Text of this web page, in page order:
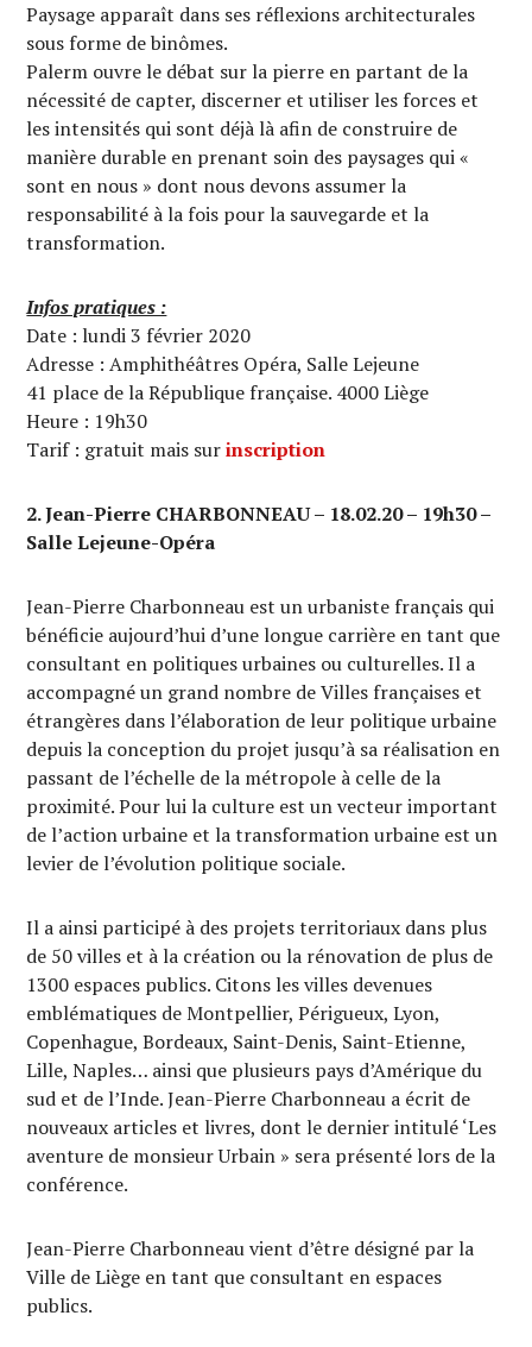
Paysage apparaît dans ses réflexions architecturales
sous forme de binômes.
Palerm ouvre le débat sur la pierre en partant de la
nécessité de capter, discerner et utiliser les forces et
les intensités qui sont déjà là afin de construire de
manière durable en prenant soin des paysages qui «
sont en nous » dont nous devons assumer la
responsabilité à la fois pour la sauvegarde et la
transformation.
Infos pratiques :
Date : lundi 3 février 2020
Adresse : Amphithéâtres Opéra, Salle Lejeune
41 place de la République française. 4000 Liège
Heure : 19h30
Tarif : gratuit mais surinscription
2. Jean-Pierre CHARBONNEAU – 18.02.20 – 19h30 –
Salle Lejeune-Opéra
Jean-Pierre Charbonneau est un urbaniste français qui
bénéficie aujourd’hui d’une longue carrière en tant que
consultant en politiques urbaines ou culturelles. Il a
accompagné un grand nombre de Villes françaises et
étrangères dans l’élaboration de leur politique urbaine
depuis la conception du projet jusqu’à sa réalisation en
passant de l’échelle de la métropole à celle de la
proximité. Pour lui la culture est un vecteur important
de l’action urbaine et la transformation urbaine est un
levier de l’évolution politique sociale.
Il a ainsi participé à des projets territoriaux dans plus
de 50 villes et à la création ou la rénovation de plus de
1300 espaces publics. Citons les villes devenues
emblématiques de Montpellier, Périgueux, Lyon,
Copenhague, Bordeaux, Saint-Denis, Saint-Etienne,
Lille, Naples… ainsi que plusieurs pays d’Amérique du
sud et de l’Inde. Jean-Pierre Charbonneau a écrit de
nouveaux articles et livres, dont le dernier intitulé ‘Les
aventure de monsieur Urbain » sera présenté lors de la
conférence.
Jean-Pierre Charbonneau vient d’être désigné par la
Ville de Liège en tant que consultant en espaces
publics.